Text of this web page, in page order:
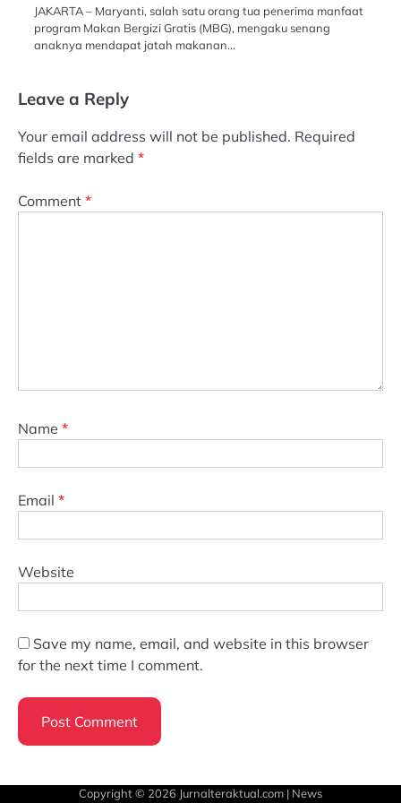
JAKARTA – Maryanti, salah satu orang tua penerima manfaat
program Makan Bergizi Gratis (MBG), mengaku senang
anaknya mendapat jatah makanan…
Leave a Reply
Your email address will not be published. Required
fields are marked *
Comment *
Name *
Email *
Website
Save my name, email, and website in this browser
for the next time I comment.
Copyright © 2026 Jurnalteraktual.com | News